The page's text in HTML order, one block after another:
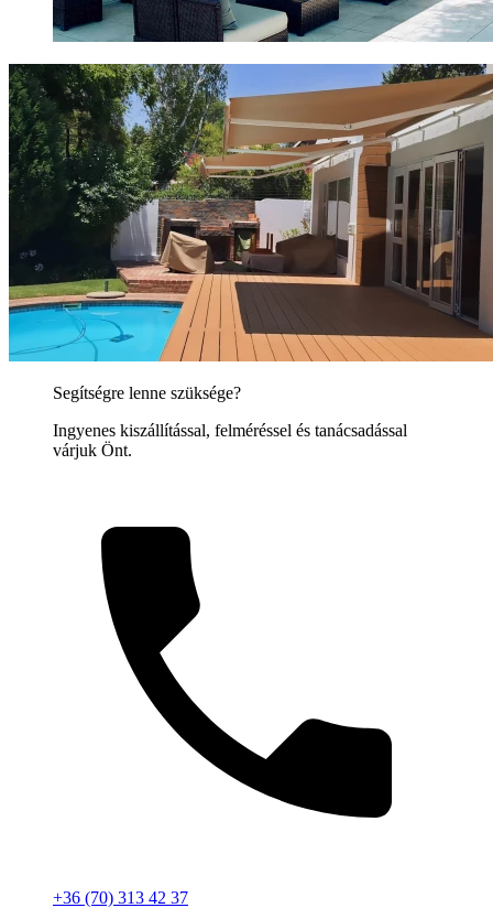
Segítségre lenne szüksége?
Ingyenes kiszállítással, felméréssel és tanácsadással
várjuk Önt.
+36 (70) 313 42 37